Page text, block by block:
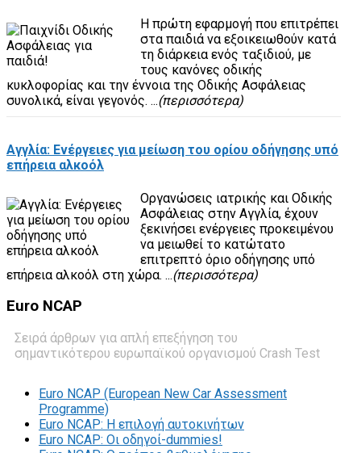
Η πρώτη εφαρμογή που επιτρέπει
στα παιδιά να εξοικειωθούν κατά
τη διάρκεια ενός ταξιδιού, με
τους κανόνες οδικής
κυκλοφορίας και την έννοια της Οδικής Ασφάλειας
συνολικά, είναι γεγονός. ...(περισσότερα)
Αγγλία: Ενέργειες για μείωση του ορίου οδήγησης υπό
επήρεια αλκοόλ
Οργανώσεις ιατρικής και Οδικής
Ασφάλειας στην Αγγλία, έχουν
ξεκινήσει ενέργειες προκειμένου
να μειωθεί το κατώτατο
επιτρεπτό όριο οδήγησης υπό
επήρεια αλκοόλ στη χώρα. ...(περισσότερα)
Euro NCAP
Σειρά άρθρων για απλή επεξήγηση του
σημαντικότερου ευρωπαϊκού οργανισμού Crash Test
Euro NCAP (European New Car Assessment
Programme)
Euro NCAP: Η επιλογή αυτοκινήτων
Euro NCAP: Οι οδηγοί-dummies!